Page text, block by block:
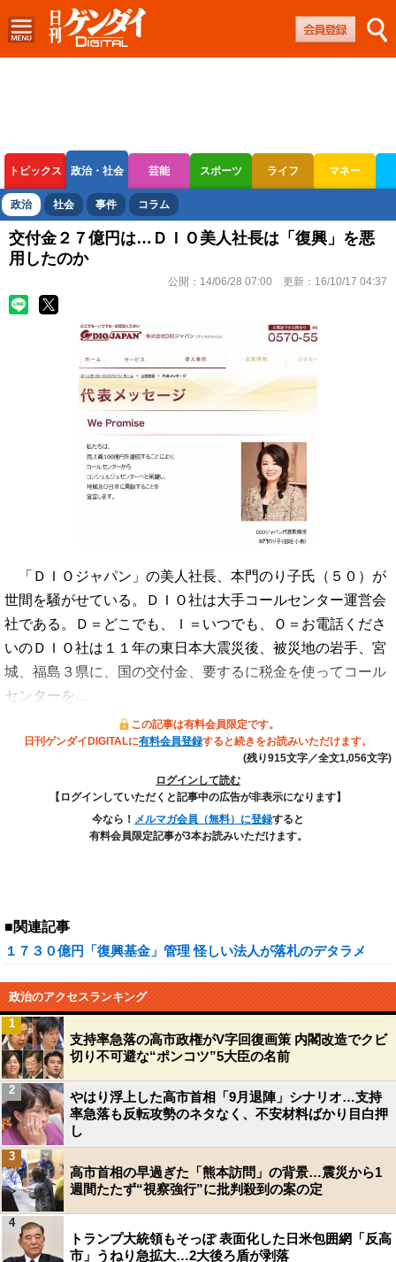
トピックス 政治・社会 芸能 スポーツ ライフ マネー
ボートレース 競輪 オートレース
政治 社会 事件 コラム
交付金２７億円は…ＤＩＯ美人社長は「復興」を悪
用したのか
公開： 14/06/28 07:00 更新： 16/10/17 04:37
「ＤＩＯジャパン」の美人社長、本門のり子氏（５０）が
世間を騒がせている。ＤＩＯ社は大手コールセンター運営会
社である。Ｄ＝どこでも、Ｉ＝いつでも、Ｏ＝お電話くださ
いのＤＩＯ社は１１年の東日本大震災後、被災地の岩手、宮
城、福島３県に、国の交付金、要するに税金を使ってコール
センターを…
この記事は有料会員限定です。
日刊ゲンダイDIGITALに有料会員登録すると続きをお読みいただけます。
(残り915文字／全文1,056文字)
ログインして読む
【ログインしていただくと記事中の広告が非表示になります】
今なら！ メルマガ会員（無料）に登録すると
有料会員限定記事が3本お読みいただけます。
■関連記事
１７３０億円「復興基金」管理 怪しい法人が落札のデタラメ
政治のアクセスランキング
支持率急落の高市政権がV字回復画策 内閣改造でクビ
切り不可避な“ポンコツ”5大臣の名前
1
やはり浮上した高市首相「9月退陣」シナリオ…支持
率急落も反転攻勢のネタなく、不安材料ばかり目白押
し
2
高市首相の早過ぎた「熊本訪問」の背景…震災から1
週間たたず“視察強行”に批判殺到の案の定
3
トランプ大統領もそっぽ 表面化した日米包囲網「反高
市」うねり急拡大…2大後ろ盾が剥落
4